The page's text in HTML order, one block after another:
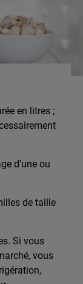
en litres ;
d'une ou
de taille
Si vous
vous